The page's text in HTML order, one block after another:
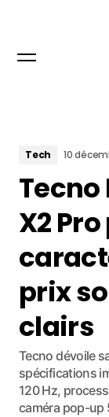
Tech 10
Tecno
X2
prix
clairs
Tecno dévoile
spécifications
120 Hz,
caméra pop-up